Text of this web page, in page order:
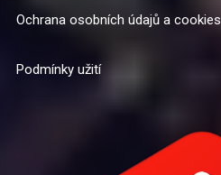
Ochrana osobních údajů a cookies
Podmínky užití